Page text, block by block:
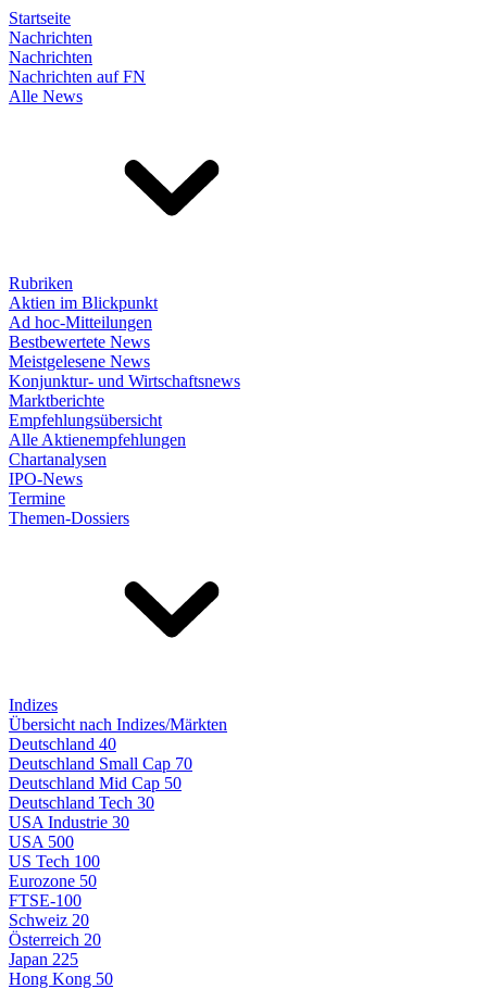
Startseite
Nachrichten
Nachrichten
Nachrichten auf FN
Alle News
Rubriken
Aktien im Blickpunkt
Ad hoc-Mitteilungen
Bestbewertete News
Meistgelesene News
Konjunktur- und Wirtschaftsnews
Marktberichte
Empfehlungsübersicht
Alle Aktienempfehlungen
Chartanalysen
IPO-News
Termine
Themen-Dossiers
Indizes
Übersicht nach Indizes/Märkten
Deutschland 40
Deutschland Small Cap 70
Deutschland Mid Cap 50
Deutschland Tech 30
USA Industrie 30
USA 500
US Tech 100
Eurozone 50
FTSE-100
Schweiz 20
Österreich 20
Japan 225
Hong Kong 50